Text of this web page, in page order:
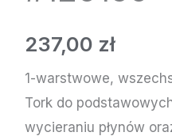
237,00 zł
1-warstwowe,
Tork do
wycieraniu płynów